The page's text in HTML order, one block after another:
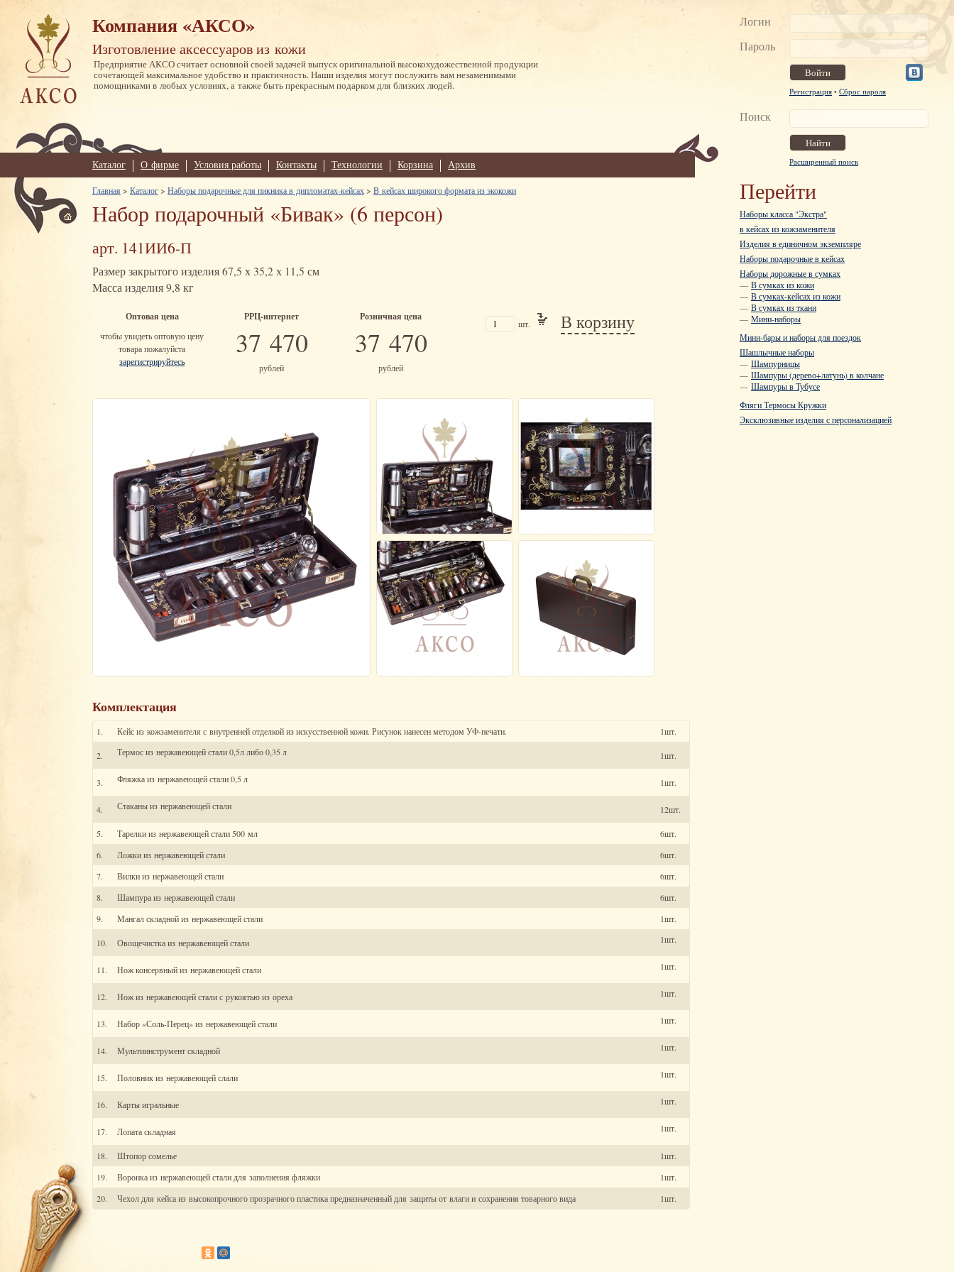
Логин
Пароль
Регистрация • Сброс пароля
Поиск
Расширенный поиск
Перейти
Наборы класса "Экстра"
в кейсах из кожзаменителя
Изделия в единичном экземпляре
Наборы подарочные в кейсах
Наборы дорожные в сумках
— В сумках из кожи
— В сумках-кейсах из кожи
— В сумках из ткани
— Мини-наборы
Мини-бары и наборы для поездок
Шашлычные наборы
— Шампурницы
— Шампуры (дерево+латунь) в колчане
— Шампуры в Тубусе
Фляги Термосы Кружки
Эксклюзивные изделия с персонализацией
Компания «АКСО»
Изготовление аксессуаров из кожи
Предприятие АКСО считает основной своей задачей выпуск оригинальной высокохудожественной продукции
сочетающей максимальное удобство и практичность. Наши изделия могут послужить вам незаменимыми
помощниками в любых условиях, а также быть прекрасным подарком для близких людей.
Каталог О фирме Условия работы Контакты Технологии Корзина Архив
Главная > Каталог> Наборы подарочные для пикника в дипломатах-кейсах> В кейсах широкого формата из экокожи
Набор подарочный «Бивак» (6 персон)
арт. 141ИИ6-П
Размер закрытого изделия 67,5 х 35,2 х 11,5 см
Масса изделия 9,8 кг
Оптовая цена
чтобы увидеть оптовую цену
товара пожалуйста
зарегистрируйтесь
РРЦ-интернет
37 470
рублей
Розничная цена
37 470
рублей
шт. В корзину
Комплектация
1. Кейс из кожзаменителя с внутренней отделкой из искусственной кожи. Рисунок нанесен методом УФ-печати. 1шт.
2. Термос из нержавеющей стали 0,5л либо 0,35 л 1шт.
3. Фляжка из нержавеющей стали 0,5 л 1шт.
4. Стаканы из нержавеющей стали 12шт.
5. Тарелки из нержавеющей стали 500 мл
6шт.
6.
Ложки из нержавеющей стали
6шт.
7.
Вилки из нержавеющей стали
6шт.
8.
Шампура из нержавеющей стали
6шт.
9.
Мангал складной из нержавеющей стали 1шт.
10. Овощечистка из нержавеющей стали 1шт.
11. Нож консервный из нержавеющей стали 1шт.
12. Нож из нержавеющей стали с рукоятью из ореха 1шт.
13. Набор «Соль-Перец» из нержавеющей стали 1шт.
14. Мультиинструмент складной 1шт.
15. Половник из нержавеющей слали 1шт.
16. Карты игральные 1шт.
17. Лопата складная 1шт.
18. Штопор сомелье
1шт.
19.
Воронка из нержавеющей стали для заполнения фляжки
1шт.
20.
Чехол для кейса из высокопрочного прозрачного пластика предназначенный для защиты от влаги и сохранения товарного вида 1шт.